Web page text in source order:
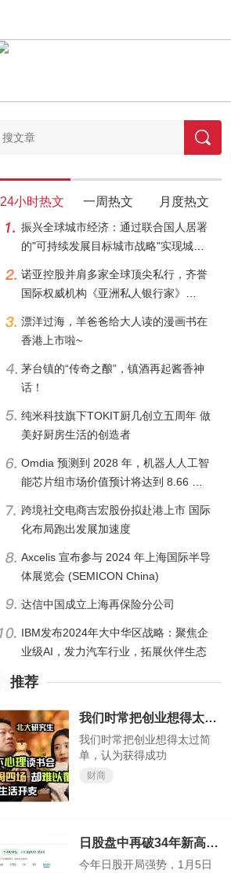
24小时热文 一周热文 月度热文
振兴全球城市经济：通过联合国人居署
的"可持续发展目标城市战略"实现城市
诺亚控股并肩多家全球顶尖私行，齐誉
国际权威机构《亚洲私人银行家》
漂洋过海，羊爸爸给大人读的漫画书在
香港上市啦~
茅台镇的“传奇之酿”，镇酒再起酱香神
话！
纯米科技旗下TOKIT厨几创立五周年 做
美好厨房生活的创造者
Omdia 预测到 2028 年，机器人人工智
能芯片组市场价值预计将达到 8.66 亿
跨境社交电商吉宏股份拟赴港上市 国际
化布局跑出发展加速度
Axcelis 宣布参与 2024 年上海国际半导
体展览会 (SEMICON China)
达信中国成立上海再保险分公司
IBM发布2024年大中华区战略：聚焦企
业级AI，发力汽车行业，拓展伙伴生态
推荐
我们时常把创业想得太过简单，认为获得成功轻而易举
我们时常把创业想得太过简
单，认为获得成功
财商
日股盘中再破34年新高，今年还涨得动吗？
今年日股开局强势，1月5日